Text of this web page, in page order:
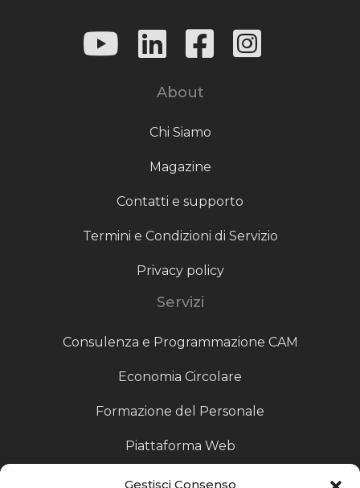
Gestisci Consenso
About
Chi Siamo
Magazine
Contatti e supporto
Termini e Condizioni di Servizio
Privacy policy
Servizi
Consulenza e Programmazione CAM
Economia Circolare
Formazione del Personale
Piattaforma Web
Scouting fornitori